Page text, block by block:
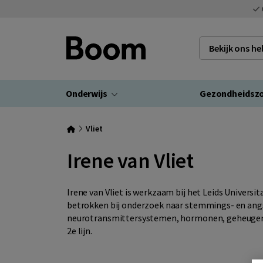
Bekijk ons
Onderwijs
Vliet
Irene van Vliet
Irene van Vliet is werkzaam bij het Leids
betrokken bij onderzoek naar stemmings- en
neurotransmittersystemen, hormonen,
2e lijn.